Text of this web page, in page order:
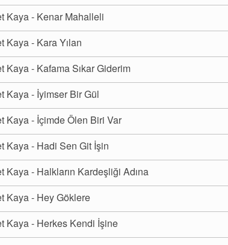
Kaya - Kenar Mahalleli
Kaya - Kara Yılan
Kaya - Kafama Sıkar Giderim
Kaya - İyimser Bir Gül
Kaya - İçimde Ölen Biri Var
Kaya - Hadi Sen Git İşin
Kaya - Halkların Kardeşliği Adına
Kaya - Hey Göklere
Kaya - Herkes Kendi İşine